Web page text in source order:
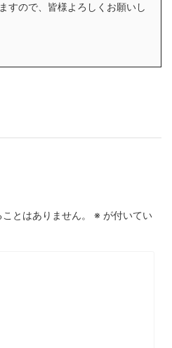
すので、皆様よろしくお願いし
とはありません。 ※ が付いてい